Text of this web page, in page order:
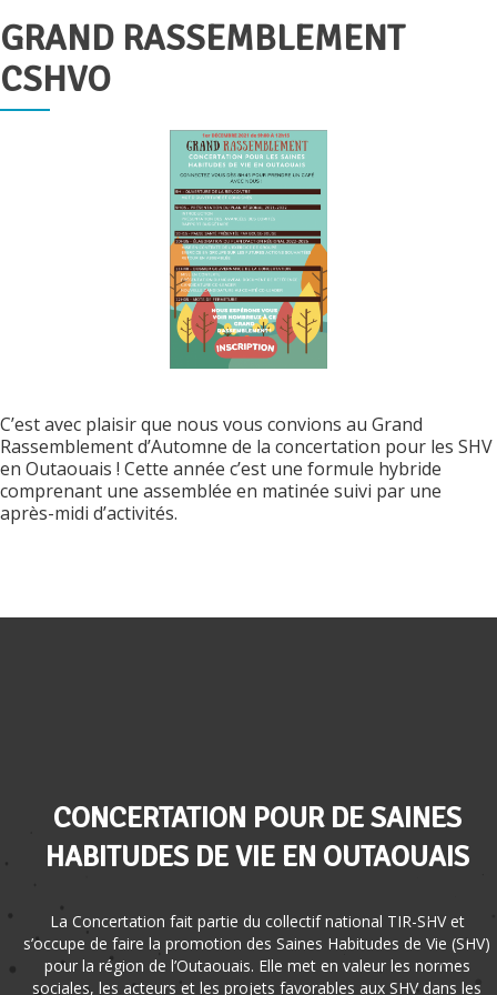
GRAND RASSEMBLEMENT
CSHVO
C’est avec plaisir que nous vous convions au Grand
Rassemblement d’Automne de la concertation pour les SHV
en Outaouais ! Cette année c’est une formule hybride
comprenant une assemblée en matinée suivi par une
après-midi d’activités.
CONCERTATION POUR DE SAINES
HABITUDES DE VIE EN OUTAOUAIS
La Concertation fait partie du collectif national TIR-SHV et
s’occupe de faire la promotion des Saines Habitudes de Vie (SHV)
pour la région de l’Outaouais. Elle met en valeur les normes
sociales, les acteurs et les projets favorables aux SHV dans les